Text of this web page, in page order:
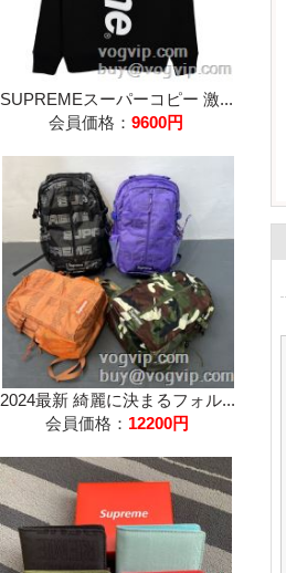
SUPREMEスーパーコピー 激...
会員価格：9600円
2024最新 綺麗に決まるフォル...
会員価格： 12200円